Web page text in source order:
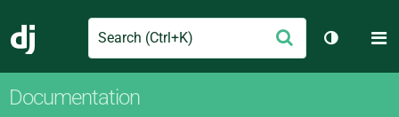
Django
Search Envoyer
Changer
Documentation